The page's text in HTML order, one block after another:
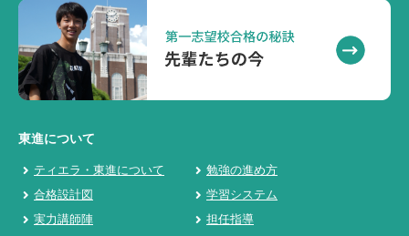
東進について
ティエラ・東進について
勉強の進め方
合格設計図
学習システム
実力講師陣
担任指導